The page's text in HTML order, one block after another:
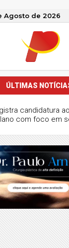
Agosto de 2026
ÚLTIMAS
candidatura
com foco em